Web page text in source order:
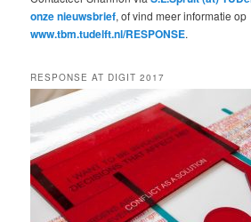
onze nieuwsbrief, of vind meer informatie op
www.tbm.tudelft.nl/RESPONSE.
RESPONSE AT DIGIT 2017